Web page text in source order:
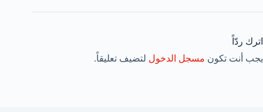
اترك ردّاً
يجب أنت تكون مسجل الدخول لتضيف تعليقاً.